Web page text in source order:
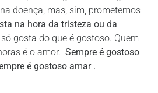
doença, mas, sim, prometemos
na hora da tristeza ou da
gosta do que é gostoso. Quem
é o amor. Sempre é gostoso
é gostoso amar .